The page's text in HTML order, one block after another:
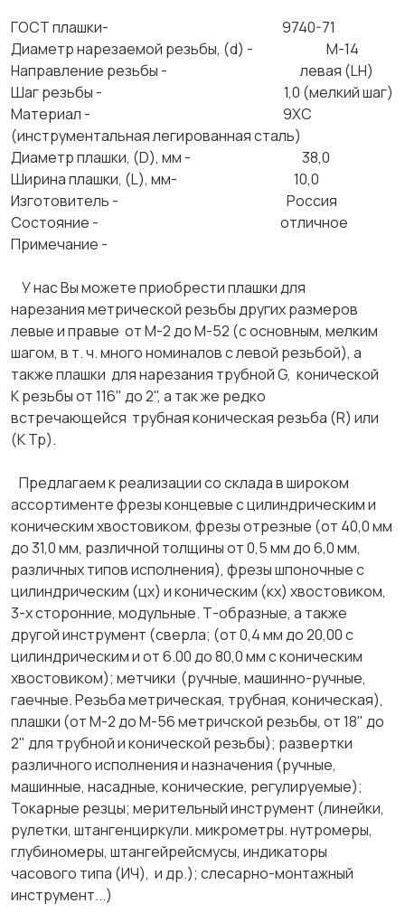
ГОСТ плашки- 9740-71
Диаметр нарезаемой резьбы, (d) - М-14
Направление резьбы - левая (LH)
Шаг резьбы - 1,0 (мелкий шаг)
Материал - 9ХС
(инструментальная легированная сталь)
Диаметр плашки, (D), мм - 38,0
Ширина плашки, (L), мм- 10,0
Изготовитель - Россия
Состояние - отличное
Примечание -
У нас Вы можете приобрести плашки для
нарезания метрической резьбы других размеров
левые и правые от М-2 до М-52 (с основным, мелким
шагом, в т. ч. много номиналов с левой резьбой), а
также плашки для нарезания трубной G, конической
К резьбы от 116" до 2", а так же редко
встречающейся трубная коническая резьба (R) или
(К Тр).
Предлагаем к реализации со склада в широком
ассортименте фрезы концевые с цилиндрическим и
коническим хвостовиком, фрезы отрезные (от 40,0 мм
до 31,0 мм, различной толщины от 0,5 мм до 6,0 мм,
различных типов исполнения), фрезы шпоночные с
цилиндрическим (цх) и коническим (кх) хвостовиком,
3-х сторонние, модульные. Т-образные, а также
другой инструмент (сверла; (от 0,4 мм до 20,00 с
цилиндрическим и от 6.00 до 80,0 мм с коническим
хвостовиком); метчики (ручные, машинно-ручные,
гаечные. Резьба метрическая, трубная, коническая),
плашки (от М-2 до М-56 метричской резьбы, от 18" до
2" для трубной и конической резьбы); развертки
различного исполнения и назначения (ручные,
машинные, насадные, конические, регулируемые);
Токарные резцы; мерительный инструмент (линейки,
рулетки, штангенциркули. микрометры. нутромеры,
глубиномеры, штангейрейсмусы, индикаторы
часового типа (ИЧ), и др.); слесарно-монтажный
инструмент...)